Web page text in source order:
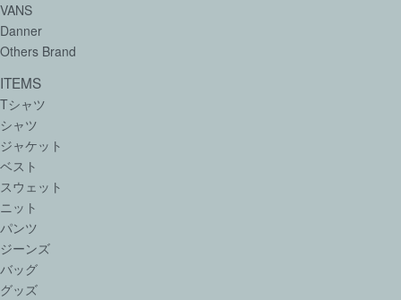
VANS
Danner
Others Brand
ITEMS
Tシャツ
シャツ
ジャケット
ベスト
スウェット
ニット
パンツ
ジーンズ
バッグ
グッズ